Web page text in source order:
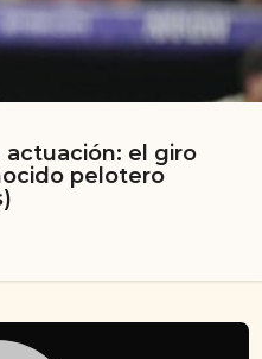
actuación: el giro
pelotero